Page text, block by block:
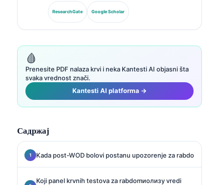
биомаркера. Бивши председник Немачког
друштва за клиничку хемију, специјализован је за
вештачке интелигенције.
ResearchGate Google Scholar
🩸
Prenesite PDF nalaza krvi i neka Kantesti AI objasni šta
svaka vrednost znači.
Kantesti AI platforma →
Садржај
Kada post-WOD bolovi postanu upozorenje za rabdo
Koji panel krvnih testova za rabdomиолизу vredi